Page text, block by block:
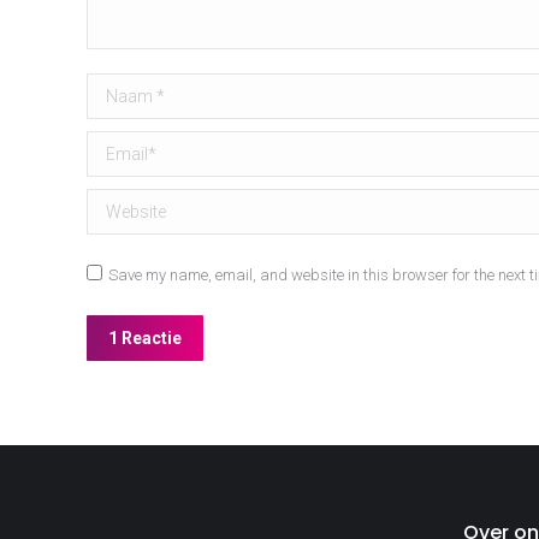
Naam *
Email *
Website
Save my name, email, and website in this browser for the next
1 Reactie
Over